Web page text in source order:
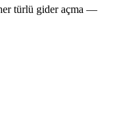
türlü gider açma —